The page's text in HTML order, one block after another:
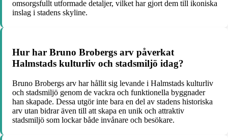
omsorgsfullt utformade detaljer, vilket har gjort dem till ikoniska
inslag i stadens skyline.
Hur har Bruno Brobergs arv påverkat
Halmstads kulturliv och stadsmiljö idag?
Bruno Brobergs arv har hållit sig levande i Halmstads kulturliv
och stadsmiljö genom de vackra och funktionella byggnader
han skapade. Dessa utgör inte bara en del av stadens historiska
arv utan bidrar även till att skapa en unik och attraktiv
stadsmiljö som lockar både invånare och besökare.